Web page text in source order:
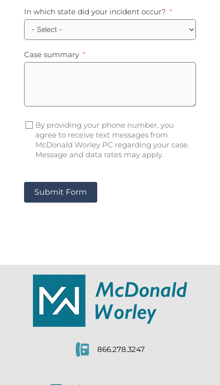
In which state did your incident occur?
Case summary
By providing your phone number, you
agree to receive text messages from
McDonald Worley PC regarding your case.
Message and data rates may apply.
Submit Form
866.278.3247